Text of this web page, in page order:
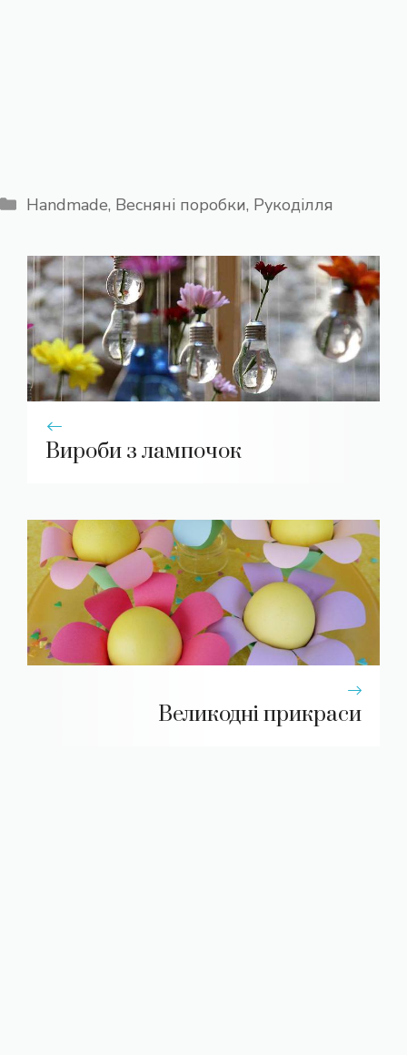
Категорії
Handmade, Весняні поробки, Рукоділля
Вироби з лампочок
Великодні прикраси